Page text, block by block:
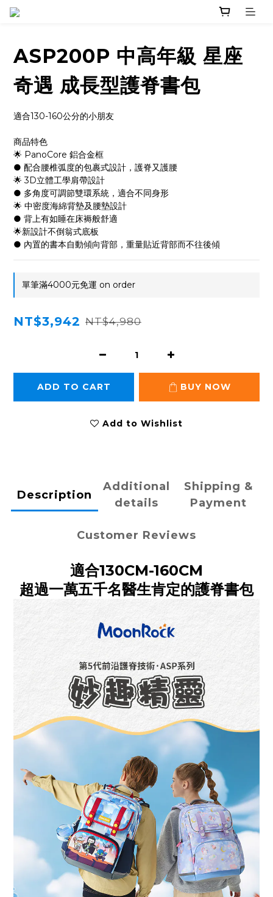
ASP200P 中高年級 星座
奇遇 成長型護脊書包
適合130-160公分的小朋友
商品特色
🌟 PanoCore 鋁合金框
● 配合腰椎弧度的包裹式設計，護脊又護腰
🌟 3D立體工學肩帶設計
● 多角度可調節雙環系統，適合不同身形
🌟 中密度海綿背墊及腰墊設計
● 背上有如睡在床褥般舒適
🌟新設計不倒翁式底板
● 內置的書本自動傾向背部，重量貼近背部而不往後傾
單筆滿4000元免運 on order
NT$3,942 NT$4,980
ADD TO CART BUY NOW
Add to Wishlist
Description
Additional
details
Shipping &
Payment
Customer Reviews
適合130CM-160CM
超過一萬五千名醫生肯定的護脊書包